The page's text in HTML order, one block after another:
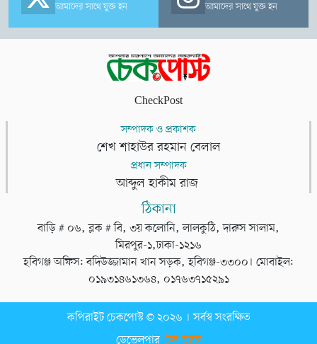
আমাদের সাথে যুক্ত হন আমাদের সাথে যুক্ত হন
CheckPost
সম্পাদক ও প্রকাশক
শেখ শাহাউর রহমান বেলাল
প্রধান সম্পাদক
আব্দুল হাকীম রাজ
ঠিকানা
বাড়ি # ০৬, ব্লক # বি, ৩য় কলোনি, লালকুঠি, দারুস সালাম,
মিরপুর-১,ঢাকা-১২১৬
হবিগঞ্জ অফিস: বদিউজ্জামান খান সড়ক, হবিগঞ্জ-৩৩০০। মোবাইল:
০১৯৩১৪৬১৩৬৪, ০১৭৬৩৭১৫২৯১
কপিরাইট চেকপোস্ট © ২০২৬ । সর্বস্ব সংরক্ষিত
ডেভেলপারটেক তরঙ্গ